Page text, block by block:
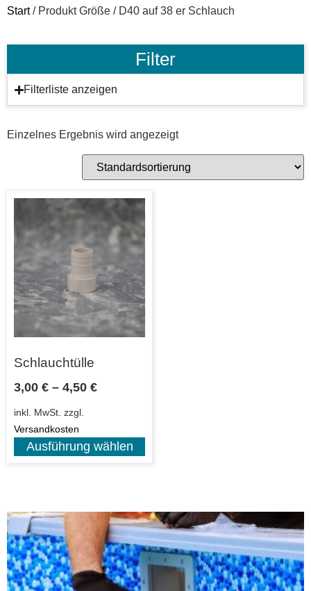
Start/ Produkt Größe / D40 auf 38 er Schlauch
Filter
Filterliste anzeigen
Einzelnes Ergebnis wird angezeigt
Schlauchtülle
3,00 € – 4,50 €
inkl. MwSt. zzgl.
Versandkosten
Ausführung wählen